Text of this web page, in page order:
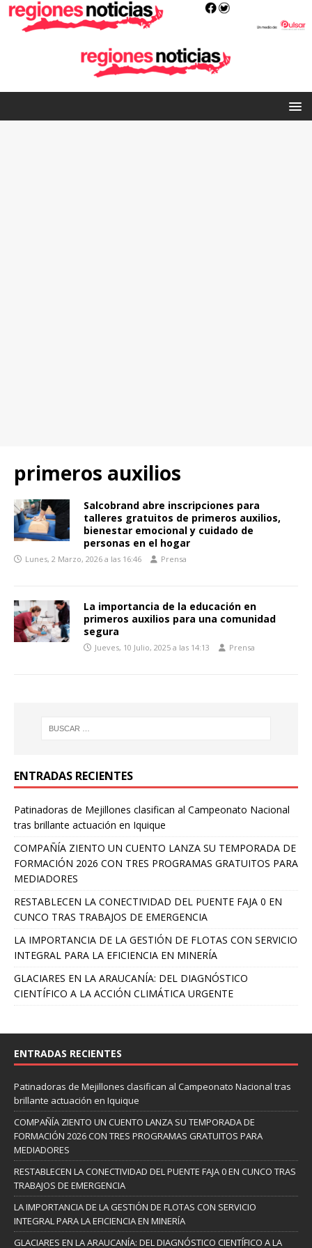
primeros auxilios
Salcobrand abre inscripciones para
talleres gratuitos de primeros auxilios,
bienestar emocional y cuidado de
personas en el hogar
Lunes, 2 Marzo, 2026 a las 16:46 Prensa
La importancia de la educación en
primeros auxilios para una comunidad
segura
Jueves, 10 Julio, 2025 a las 14:13 Prensa
ENTRADAS RECIENTES
Patinadoras de Mejillones clasifican al Campeonato Nacional
tras brillante actuación en Iquique
COMPAÑÍA ZIENTO UN CUENTO LANZA SU TEMPORADA DE
FORMACIÓN 2026 CON TRES PROGRAMAS GRATUITOS PARA
MEDIADORES
RESTABLECEN LA CONECTIVIDAD DEL PUENTE FAJA 0 EN
CUNCO TRAS TRABAJOS DE EMERGENCIA
LA IMPORTANCIA DE LA GESTIÓN DE FLOTAS CON SERVICIO
INTEGRAL PARA LA EFICIENCIA EN MINERÍA
GLACIARES EN LA ARAUCANÍA: DEL DIAGNÓSTICO
CIENTÍFICO A LA ACCIÓN CLIMÁTICA URGENTE
ENTRADAS RECIENTES
Patinadoras de Mejillones clasifican al Campeonato Nacional tras
brillante actuación en Iquique
COMPAÑÍA ZIENTO UN CUENTO LANZA SU TEMPORADA DE
FORMACIÓN 2026 CON TRES PROGRAMAS GRATUITOS PARA
MEDIADORES
RESTABLECEN LA CONECTIVIDAD DEL PUENTE FAJA 0 EN CUNCO TRAS
TRABAJOS DE EMERGENCIA
LA IMPORTANCIA DE LA GESTIÓN DE FLOTAS CON SERVICIO
INTEGRAL PARA LA EFICIENCIA EN MINERÍA
GLACIARES EN LA ARAUCANÍA: DEL DIAGNÓSTICO CIENTÍFICO A LA